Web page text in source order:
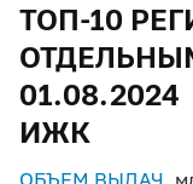
ТОП-10
01.08.2024
ИЖК
ОБЪЕМ ВЫДАЧ,